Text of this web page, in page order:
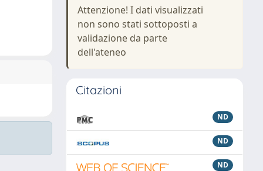
Attenzione! I dati visualizzati
non sono stati sottoposti a
validazione da parte
dell'ateneo
Citazioni
ND
ND
ND